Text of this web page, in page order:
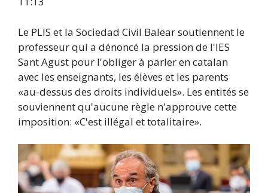
Le PLIS et la Sociedad Civil Balear soutiennent le
professeur qui a dénoncé la pression de l'IES
Sant Agust pour l'obliger à parler en catalan
avec les enseignants, les élèves et les parents
«au-dessus des droits individuels». Les entités se
souviennent qu'aucune règle n'approuve cette
imposition: «C'est illégal et totalitaire».